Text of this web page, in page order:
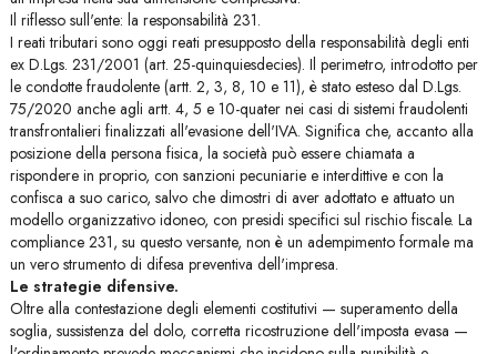
Il riflesso sull'ente: la responsabilità 231.
I reati tributari sono oggi reati presupposto della responsabilità degli enti
ex D.Lgs. 231/2001 (art. 25-quinquiesdecies). Il perimetro, introdotto per
le condotte fraudolente (artt. 2, 3, 8, 10 e 11), è stato esteso dal D.Lgs.
75/2020 anche agli artt. 4, 5 e 10-quater nei casi di sistemi fraudolenti
transfrontalieri finalizzati all'evasione dell'IVA. Significa che, accanto alla
posizione della persona fisica, la società può essere chiamata a
rispondere in proprio, con sanzioni pecuniarie e interdittive e con la
confisca a suo carico, salvo che dimostri di aver adottato e attuato un
modello organizzativo idoneo, con presidi specifici sul rischio fiscale. La
compliance 231, su questo versante, non è un adempimento formale ma
un vero strumento di difesa preventiva dell'impresa.
Le strategie difensive.
Oltre alla contestazione degli elementi costitutivi — superamento della
soglia, sussistenza del dolo, corretta ricostruzione dell'imposta evasa —